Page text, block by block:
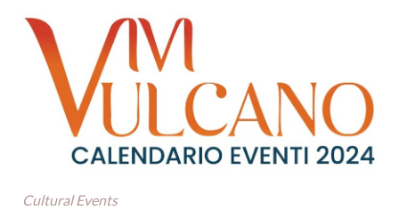
Cultural Events